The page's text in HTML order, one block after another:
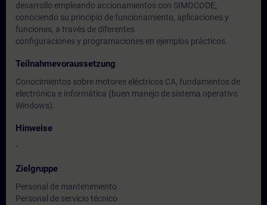
desarrollo empleando accionamientos con SIMOCODE,
conociendo su principio de funcionamiento, aplicaciones y
funciones, a través de diferentes
configuraciones y programaciones en ejemplos prácticos.
Teilnahmevoraussetzung
Conocimientos sobre motores eléctricos CA, fundamentos de
electrónica e informática (buen manejo de sistema operativo
Windows).
Hinweise
-
Zielgruppe
Personal de mantenimiento
Personal de servicio técnico